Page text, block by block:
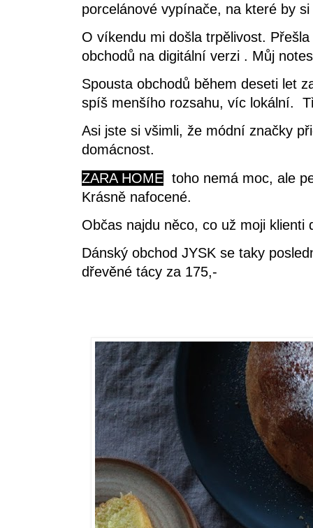
porcelánové vypínače, na které by
O víkendu mi došla trpělivost.
obchodů na digitální verzi . Můj
Spousta obchodů během deseti let
spíš menšího rozsahu, víc lokální.
Asi jste si všimli, že módní značky
domácnost.
ZARA HOME toho nemá moc, ale
Krásně nafocené.
Občas najdu něco, co už moji
Dánský obchod JYSK se taky
dřevěné tácy za 175,-